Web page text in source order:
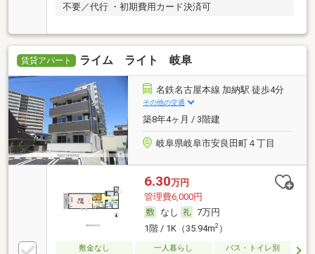
不要／代行 ・初期費用カード決済可
賃貸アパート ライム ライト 岐阜
名鉄名古屋本線 加納駅 徒歩4分
その他の交通
築8年4ヶ月 / 3階建
岐阜県岐阜市安良田町４丁目
6.30万円
管理費6,000円
なし
7万円
1階 / 1K（35.94m2）
敷金なし 一人暮らし バス・トイレ別